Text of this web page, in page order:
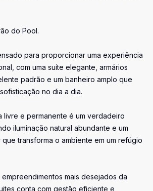
do Pool.
para proporcionar uma experiência
com uma suíte elegante, armários
padrão e um banheiro amplo que
no dia a dia.
livre e permanente é um verdadeiro
iluminação natural abundante e um
transforma o ambiente em um refúgio
mais desejados da
conta com gestão eficiente e